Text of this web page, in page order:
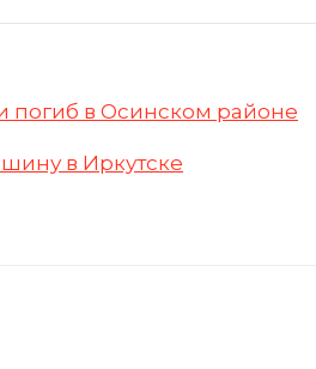
погиб в Осинском районе
в Иркутске